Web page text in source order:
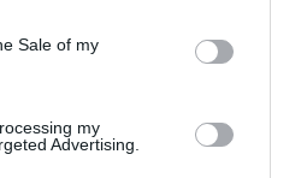
purposes in below Google
Sale of my
my
Advertising.